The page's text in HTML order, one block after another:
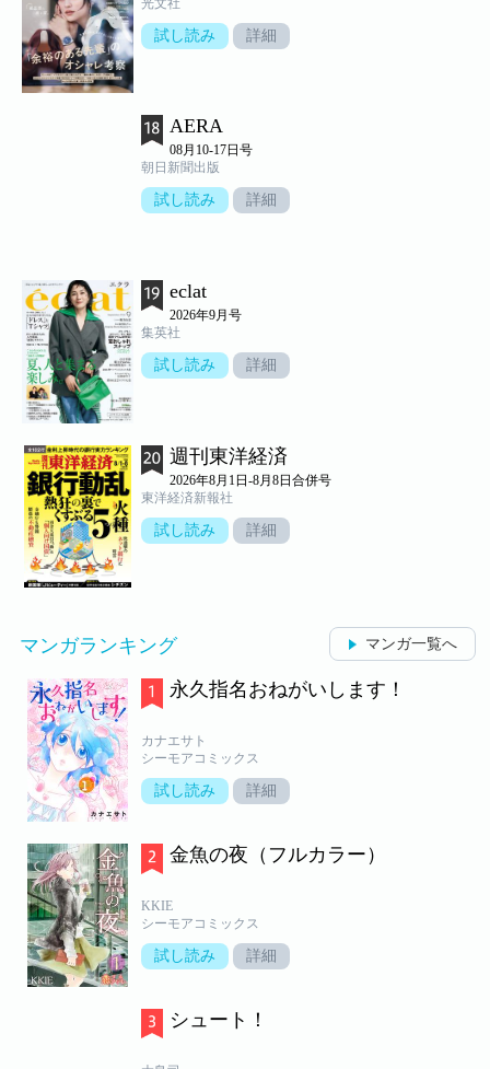
試し読み 詳細
AERA
08月10-17日号
朝日新聞出版
試し読み 詳細
eclat
2026年9月号
集英社
試し読み 詳細
週刊東洋経済
2026年8月1日-8月8日合併号
東洋経済新報社
試し読み 詳細
マンガランキング マンガ一覧へ
永久指名おねがいします！
カナエサト
シーモアコミックス
試し読み 詳細
金魚の夜（フルカラー）
KKIE
シーモアコミックス
試し読み 詳細
シュート！